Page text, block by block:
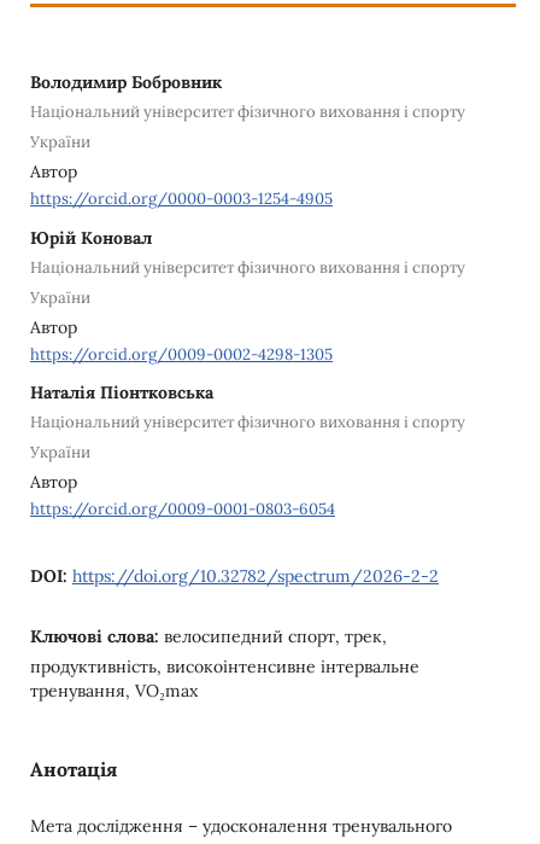
Володимир Бобровник
Національний університет фізичного виховання і спорту
України
Автор
https://orcid.org/0000-0003-1254-4905
Юрій Коновал
Національний університет фізичного виховання і спорту
України
Автор
https://orcid.org/0009-0002-4298-1305
Наталія Піонтковська
Національний університет фізичного виховання і спорту
України
Автор
https://orcid.org/0009-0001-0803-6054
DOI: https://doi.org/10.32782/spectrum/2026-2-2
Ключові слова: велосипедний спорт, трек,
продуктивність, високоінтенсивне інтервальне
тренування, VO₂max
Анотація
Мета дослідження – удосконалення тренувального